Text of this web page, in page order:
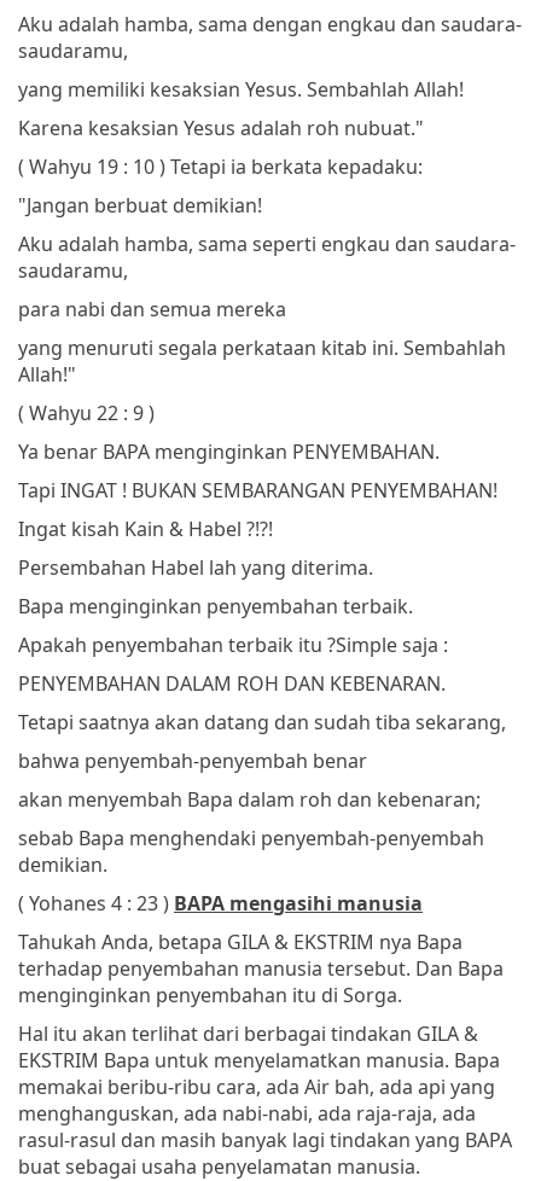
Aku adalah hamba, sama dengan engkau dan saudara-
saudaramu,
yang memiliki kesaksian Yesus. Sembahlah Allah!
Karena kesaksian Yesus adalah roh nubuat."
( Wahyu 19 : 10 )Tetapi ia berkata kepadaku:
"Jangan berbuat demikian!
Aku adalah hamba, sama seperti engkau dan saudara-
saudaramu,
para nabi dan semua mereka
yang menuruti segala perkataan kitab ini. Sembahlah
Allah!"
( Wahyu 22 : 9 )
Ya benar BAPA menginginkan PENYEMBAHAN.
Tapi INGAT ! BUKAN SEMBARANGAN PENYEMBAHAN!
Ingat kisah Kain & Habel ?!?!
Persembahan Habel lah yang diterima.
Bapa menginginkan penyembahan terbaik.
Apakah penyembahan terbaik itu ?Simple saja :
PENYEMBAHAN DALAM ROH DAN KEBENARAN.
Tetapi saatnya akan datang dan sudah tiba sekarang,
bahwa penyembah-penyembah benar
akan menyembah Bapa dalam roh dan kebenaran;
sebab Bapa menghendaki penyembah-penyembah
demikian.
( Yohanes 4 : 23 ) BAPA mengasihi manusia
Tahukah Anda, betapa GILA & EKSTRIM nya Bapa
terhadap penyembahan manusia tersebut. Dan Bapa
menginginkan penyembahan itu di Sorga.
Hal itu akan terlihat dari berbagai tindakan GILA &
EKSTRIM Bapa untuk menyelamatkan manusia. Bapa
memakai beribu-ribu cara, ada Air bah, ada api yang
menghanguskan, ada nabi-nabi, ada raja-raja, ada
rasul-rasul dan masih banyak lagi tindakan yang BAPA
buat sebagai usaha penyelamatan manusia.